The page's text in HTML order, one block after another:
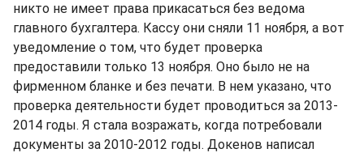
никто не имеет права прикасаться без ведома
главного бухгалтера. Кассу они сняли 11 ноября, а вот
уведомление о том, что будет проверка
предоставили только 13 ноября. Оно было не на
фирменном бланке и без печати. В нем указано, что
проверка деятельности будет проводиться за 2013-
2014 годы. Я стала возражать, когда потребовали
документы за 2010-2012 годы. Докенов написал